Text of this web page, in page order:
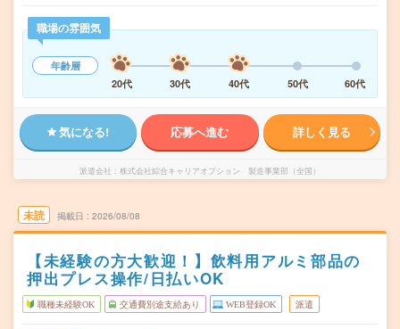
職場の雰囲気
年齢層
20代
30代 40代 50代 60代
気になる! 応募へ進む 詳しく見る
派遣会社 株式会社綜合キャリアオプション 製造事業部（全国）
未読 掲載日 2026/08/08
【未経験の方大歓迎！】飲料用アルミ部品の
押出プレス操作/日払いOK
職種未経験OK 交通費別途支給あり WEB登録OK 派遣